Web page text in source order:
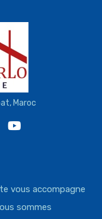
Maroc
vous accompagne
sommes